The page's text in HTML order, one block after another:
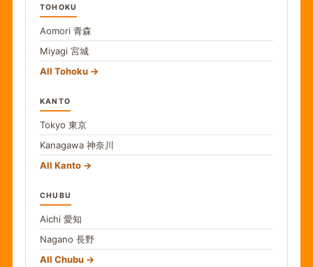
TOHOKU
Aomori 青森
Miyagi 宮城
All Tohoku
KANTO
Tokyo 東京
Kanagawa 神奈川
All Kanto
CHUBU
Aichi 愛知
Nagano 長野
All Chubu